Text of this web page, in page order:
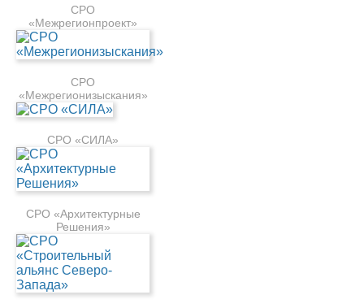
СРО
«Межрегионпроект»
СРО
«Межрегионизыскания»
СРО «СИЛА»
СРО «Архитектурные
Решения»